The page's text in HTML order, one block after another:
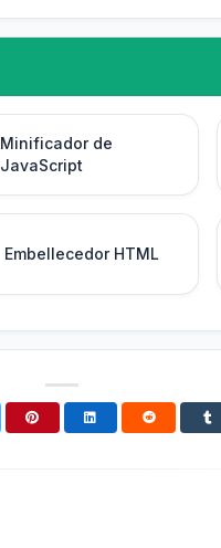
Minificador de
JavaScript
Embellecedor HTML